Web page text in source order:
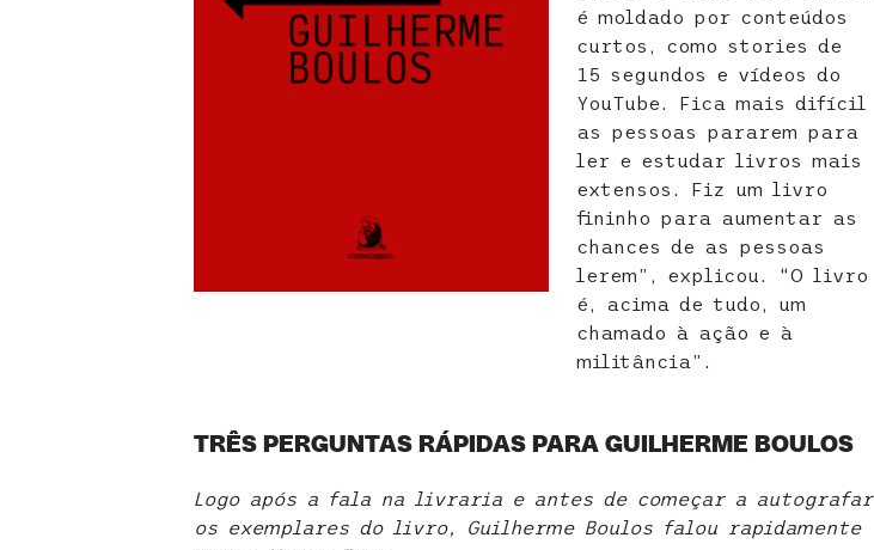
é moldado por conteúdos
curtos, como stories de
15 segundos e vídeos do
YouTube. Fica mais difícil
as pessoas pararem para
ler e estudar livros mais
extensos. Fiz um livro
fininho para aumentar as
chances de as pessoas
lerem”, explicou. “O livro
é, acima de tudo, um
chamado à ação e à
militância”.
TRÊS PERGUNTAS RÁPIDAS PARA GUILHERME BOULOS
Logo após a fala na livraria e antes de começar a autografar
os exemplares do livro, Guilherme Boulos falou rapidamente